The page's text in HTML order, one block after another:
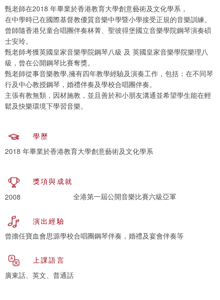
甄老師在2018 年畢業於香港教育大學創意藝術及文化學系，
在中學時已在國際基督教優質音樂中學暨小學接受正規的音樂訓練。
曾師隨香港兒童合唱團伴奏林菁、聖彼得堡國立音樂學院鋼琴演奏碩
士安玲。
甄老師考獲英國皇家音樂學院鋼琴八級 及 英國皇家音樂學院樂理八
級，曾在公開鋼琴比賽奪獎。
甄老師從事音樂教學,擁有四年教學經驗及演奏工作，包括：在不同琴
行及中心教授鋼琴，婚禮伴奏及學校合唱團伴奏。
主張有教無類，因材施教，並且善於和小朋友溝通並希望學生能在輕
鬆及快樂環境下學習音樂。
學歷
2018 年畢業於香港教育大學創意藝術及文化學系
獎項與成就
2008
全港第一屆公開音樂比賽六級亞軍
演出經驗
曾擔任寶血會思源學校合唱團鋼琴伴奏，婚禮及宴會伴奏等
上課語言
廣東話、英文、普通話